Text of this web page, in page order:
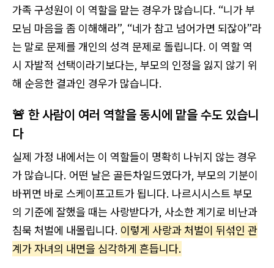
가족 구성원이 이 역할을 맡는 경우가 많습니다. “니가 부
모님 마음을 좀 이해해라”, “네가 참고 넘어가면 되잖아”라
는 말로 문제를 개인의 성격 문제로 돌립니다. 이 역할 역
시 자발적 선택이라기보다는, 부모의 인정을 잃지 않기 위
해 순응한 결과인 경우가 많습니다.
🚨 한 사람이 여러 역할을 동시에 맡을 수도 있습니
다
실제 가정 내에서는 이 역할들이 명확히 나뉘지 않는 경우
가 많습니다. 어떤 날은 골든차일드였다가, 부모의 기분이
바뀌면 바로 스케이프고트가 됩니다. 나르시시스트 부모
의 기준에 잘했을 때는 사랑받다가, 사소한 계기로 비난과
침묵 처벌에 내몰립니다. 이렇게 사랑과 처벌이 뒤섞인 관
계가 자녀의 내면을 심각하게 흔듭니다.